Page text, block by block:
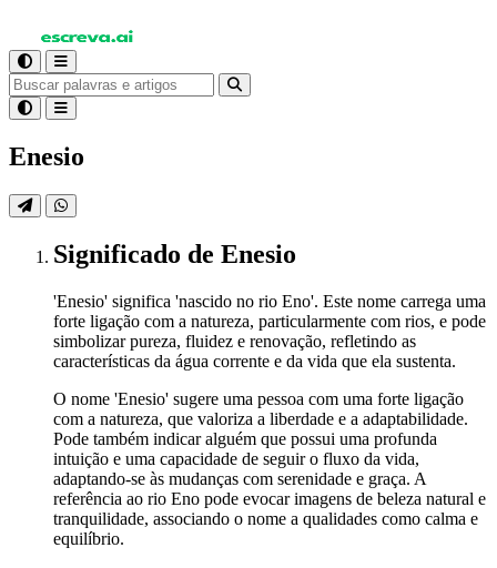
Enesio
Significado de Enesio
'Enesio' significa 'nascido no rio Eno'. Este nome carrega uma
forte ligação com a natureza, particularmente com rios, e pode
simbolizar pureza, fluidez e renovação, refletindo as
características da água corrente e da vida que ela sustenta.
O nome 'Enesio' sugere uma pessoa com uma forte ligação
com a natureza, que valoriza a liberdade e a adaptabilidade.
Pode também indicar alguém que possui uma profunda
intuição e uma capacidade de seguir o fluxo da vida,
adaptando-se às mudanças com serenidade e graça. A
referência ao rio Eno pode evocar imagens de beleza natural e
tranquilidade, associando o nome a qualidades como calma e
equilíbrio.